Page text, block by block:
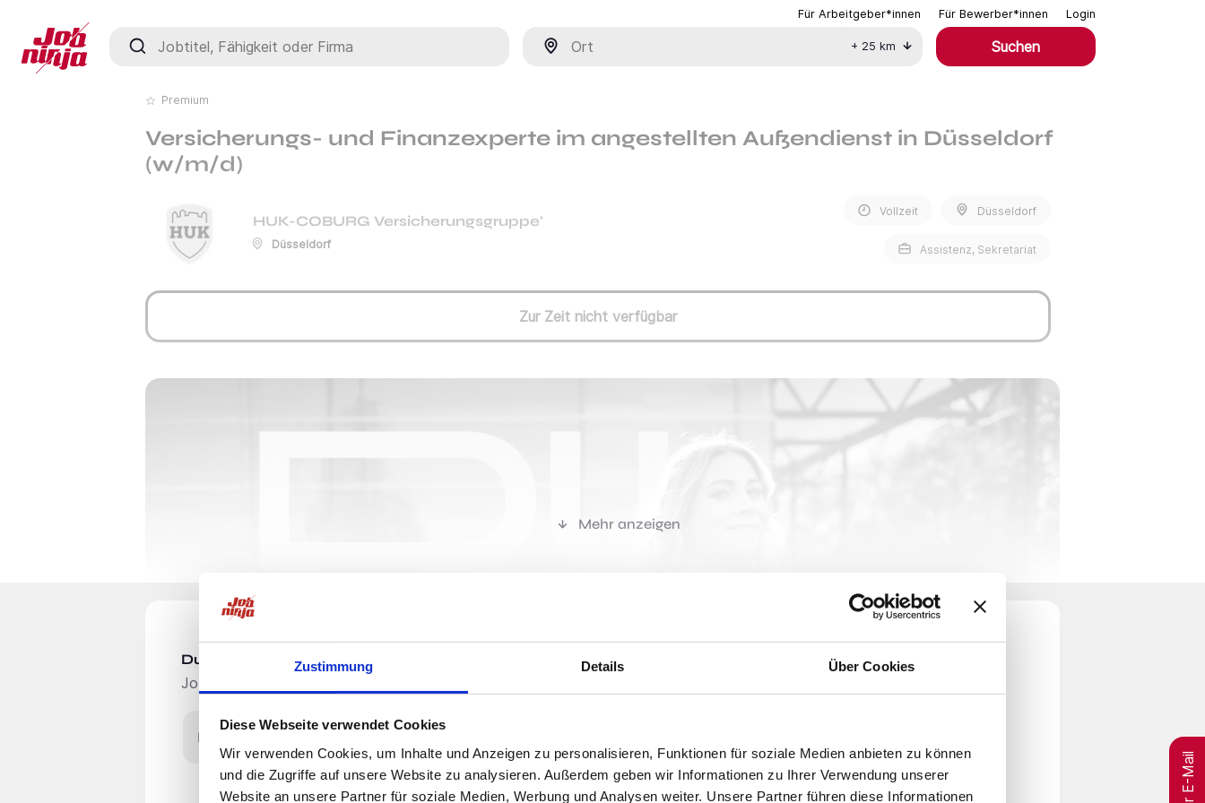
Zustimmung Details Über Cookies
Diese Webseite verwendet Cookies
Wir verwenden Cookies, um Inhalte und Anzeigen zu personalisieren, Funktionen für soziale Medien anbieten zu können
und die Zugriffe auf unsere Website zu analysieren. Außerdem geben wir Informationen zu Ihrer Verwendung unserer
Website an unsere Partner für soziale Medien, Werbung und Analysen weiter. Unsere Partner führen diese Informationen
Für Arbeitgeber*innen Für Bewerber*innen Login
Jobtitel, Fähigkeit oder Firma
+ 25 km Suchen
Premium
Versicherungs- und Finanzexperte im angestellten Außendienst in Düsseldorf
(w/m/d)
HUK-COBURG Versicherungsgruppe'
Düsseldorf
Vollzeit Düsseldorf
Assistenz, Sekretariat
Zur Zeit nicht verfügbar
Einleitung
Mehr anzeigen
Du möchtest Jobs, die zu Dir passen?
Jobangebote per E-Mail erhalten
E-Mail-Adresse